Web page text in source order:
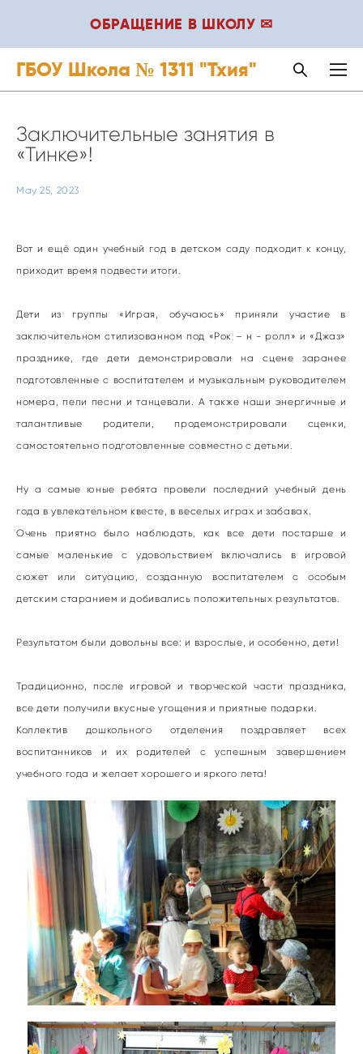
ОБРАЩЕНИЕ В ШКОЛУ ✉
ГБОУ Школа № 1311 "Тхия"
May 25, 2023
Заключительные занятия в
«Тинке»!
Вот и ещё один учебный год в детском саду подходит к концу,
приходит время подвести итоги.
Дети из группы «Играя, обучаюсь» приняли участие в
заключительном стилизованном под «Рок – н - ролл» и «Джаз»
празднике, где дети демонстрировали на сцене заранее
подготовленные с воспитателем и музыкальным руководителем
номера, пели песни и танцевали. А также наши энергичные и
талантливые родители, продемонстрировали сценки,
самостоятельно подготовленные совместно с детьми.
Ну а самые юные ребята провели последний учебный день
года в увлекательном квесте, в веселых играх и забавах.
Очень приятно было наблюдать, как все дети постарше и
самые маленькие с удовольствием включались в игровой
сюжет или ситуацию, созданную воспитателем с особым
детским старанием и добивались положительных результатов.
Результатом были довольны все: и взрослые, и особенно, дети!
Традиционно, после игровой и творческой части праздника,
все дети получили вкусные угощения и приятные подарки.
Коллектив дошкольного отделения поздравляет всех
воспитанников и их родителей с успешным завершением
учебного года и желает хорошего и яркого лета!